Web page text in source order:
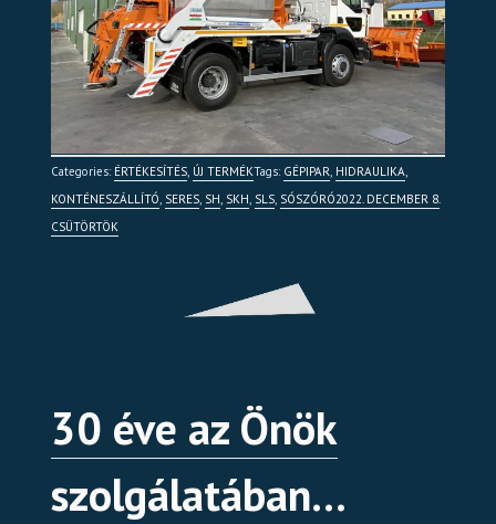
Categories: ÉRTÉKESÍTÉS, ÚJ TERMÉKTags: GÉPIPAR, HIDRAULIKA,
KONTÉNESZÁLLÍTÓ, SERES, SH, SKH, SLS, SÓSZÓRÓ2022. DECEMBER 8.
CSÜTÖRTÖK
30 éve az Önök
szolgálatában…